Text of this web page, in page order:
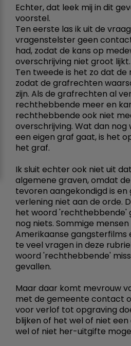
Echter, dat leek mij in dit
voorstel.
Ten eerste las ik uit de
vragenstelster geen
had, zodat de kans op
overschrijving niet groot lijkt.
Ten tweede is het zo dat de
zodat de grafrechten
zijn. Als de grafrechten al
rechthebbende meer en
rechthebbende ook niet
overschrijving. Wat dan nog
een eigen graf gaat, is het
het graf.
Ik sluit echter ook niet uit
algemene graven, omdat
tevoren aangekondigd is en
verlening niet aan de orde.
het woord 'rechthebbende'
nog niets. Sommige
Amerikaanse gangsterfilms
te veel vragen in deze
woord 'rechthebbende'
gevallen.
Maar daar komt mevrouw
met de gemeente contact
voor verlof tot opgraving
blijken of het wel of niet een
wel of niet her-uitgifte